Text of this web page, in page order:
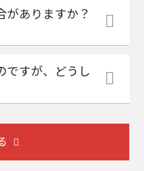
がありますか？
ですが、どうし